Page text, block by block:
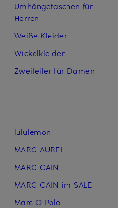
Umhängetaschen für
Herren
Weiße Kleider
Wickelkleider
Zweiteiler für Damen
lululemon
MARC AUREL
MARC CAIN
MARC CAIN im SALE
Marc O'Polo